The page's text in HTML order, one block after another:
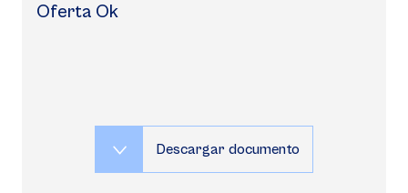
Oferta Ok
Descargar documento